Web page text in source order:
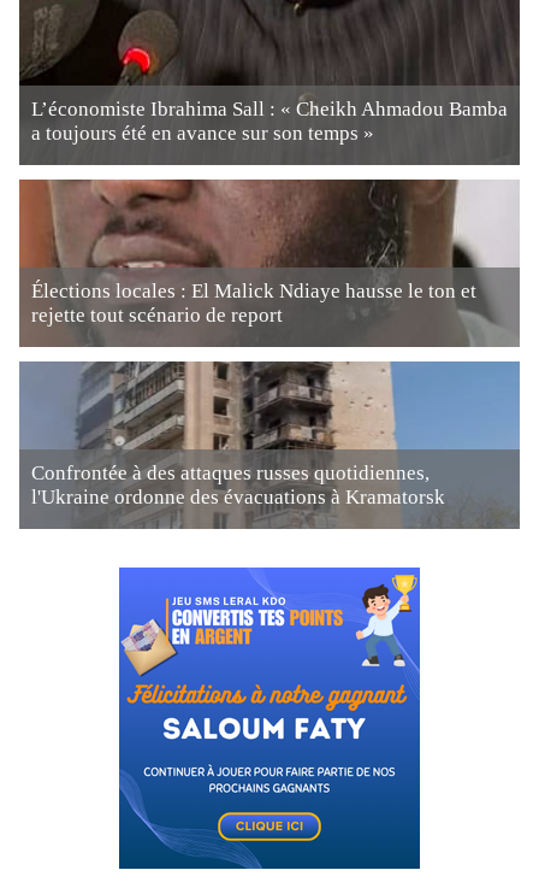
L’économiste Ibrahima Sall : « Cheikh Ahmadou Bamba
a toujours été en avance sur son temps »
Élections locales : El Malick Ndiaye hausse le ton et
rejette tout scénario de report
Confrontée à des attaques russes quotidiennes,
l'Ukraine ordonne des évacuations à Kramatorsk